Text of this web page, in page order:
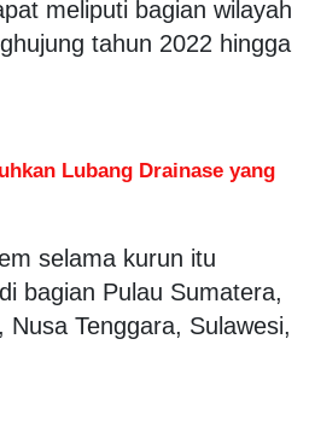
meliputi bagian wilayah
tahun 2022 hingga
Lubang Drainase yang
selama kurun itu
bagian Pulau Sumatera,
Tenggara, Sulawesi,